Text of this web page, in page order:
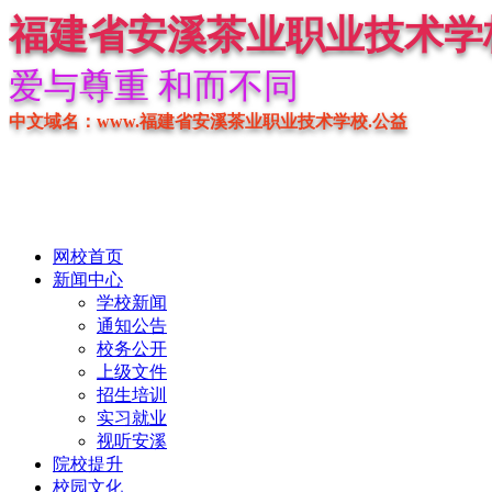
福建省安溪茶业职业技术学
爱与尊重 和而不同
中文域名：www.福建省安溪茶业职业技术学校.公益
网校首页
新闻中心
学校新闻
通知公告
校务公开
上级文件
招生培训
实习就业
视听安溪
院校提升
校园文化